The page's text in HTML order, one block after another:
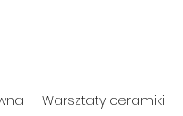
Warsztaty ceramiki